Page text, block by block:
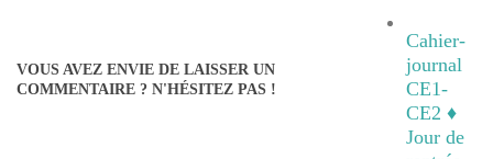
22
VOUS AVEZ ENVIE DE LAISSER UN
COMMENTAIRE ? N'HÉSITEZ PAS !
Cahier-
journal
CE1-
CE2 ♦
Jour de